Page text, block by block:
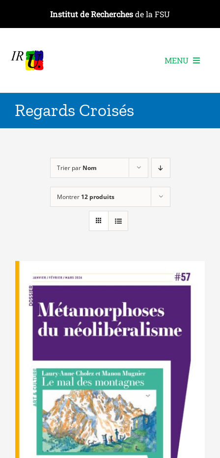
contenu
Institut de Recherchesde la FSU
MENU
Les recherches
Les événements
Regards Croisés
Trier par Nom
Montrer 12 produits